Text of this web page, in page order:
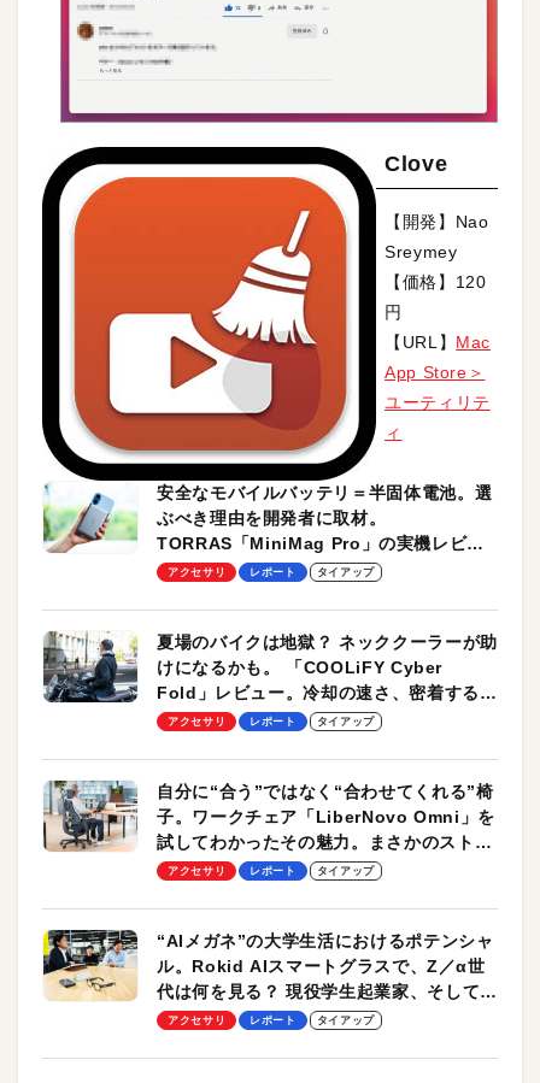
Clove
【開発】Nao
Sreymey
【価格】120
円
【URL】 Mac
App Store＞
ユーティリテ
ィ
安全なモバイルバッテリ＝半固体電池。選
ぶべき理由を開発者に取材。
TORRAS「MiniMag Pro」の実機レビュ
ーも
アクセサリ レポート タイアップ
夏場のバイクは地獄？ ネッククーラーが助
けになるかも。 「COOLiFY Cyber
Fold」レビュー。冷却の速さ、密着する冷
却プレート、シンプルな操作性がグッド！
アクセサリ レポート タイアップ
自分に“合う”ではなく“合わせてくれる”椅
子。ワークチェア「LiberNovo Omni」を
試してわかったその魅力。まさかのストレ
ッチ機能も搭載
アクセサリ レポート タイアップ
“AIメガネ”の大学生活におけるポテンシャ
ル。Rokid AIスマートグラスで、Z／α世
代は何を見る？ 現役学生起業家、そして教
授による体験会レポート【PR】
アクセサリ レポート タイアップ